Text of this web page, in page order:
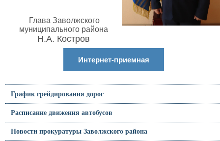
Глава Заволжского
муниципального района
Н.А. Костров
Интернет-приемная
График грейдирования дорог
Расписание движения автобусов
Новости прокуратуры Заволжского района